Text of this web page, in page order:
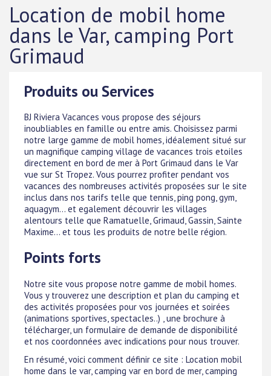
Location de mobil home
dans le Var, camping Port
Grimaud
Produits ou Services
BJ Riviera Vacances vous propose des séjours
inoubliables en famille ou entre amis. Choisissez parmi
notre large gamme de mobil homes, idéalement situé sur
un magnifique camping village de vacances trois etoiles
directement en bord de mer à Port Grimaud dans le Var
vue sur St Tropez. Vous pourrez profiter pendant vos
vacances des nombreuses activités proposées sur le site
inclus dans nos tarifs telle que tennis, ping pong, gym,
aquagym... et egalement découvrir les villages
alentours telle que Ramatuelle, Grimaud, Gassin, Sainte
Maxime... et tous les produits de notre belle région.
Points forts
Notre site vous propose notre gamme de mobil homes.
Vous y trouverez une description et plan du camping et
des activités proposées pour vos journées et soirées
(animations sportives, spectacles..) , une brochure à
télécharger, un formulaire de demande de disponibilité
et nos coordonnées avec indications pour nous trouver.
En résumé, voici comment définir ce site : Location mobil
home dans le var, camping var en bord de mer, camping